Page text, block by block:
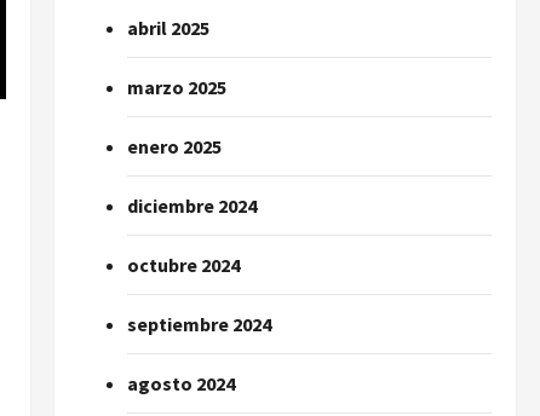
abril 2025
marzo 2025
enero 2025
diciembre 2024
octubre 2024
septiembre 2024
agosto 2024